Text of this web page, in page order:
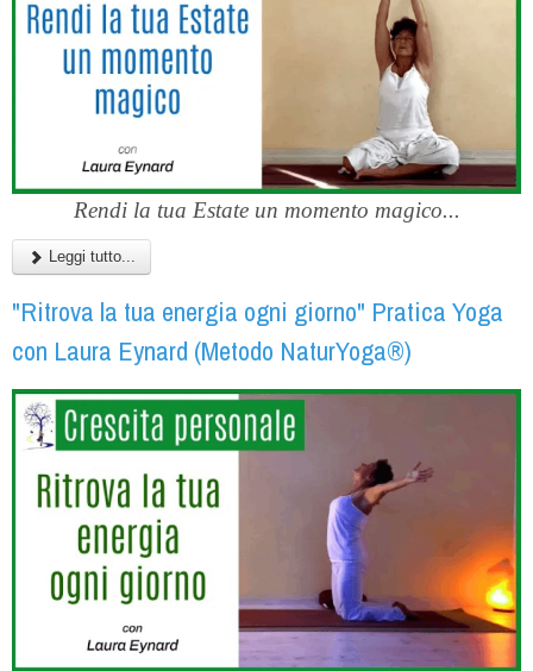
Rendi la tua Estate un momento magico...
Leggi tutto...
"Ritrova la tua energia ogni giorno" Pratica Yoga
con Laura Eynard (Metodo NaturYoga®)